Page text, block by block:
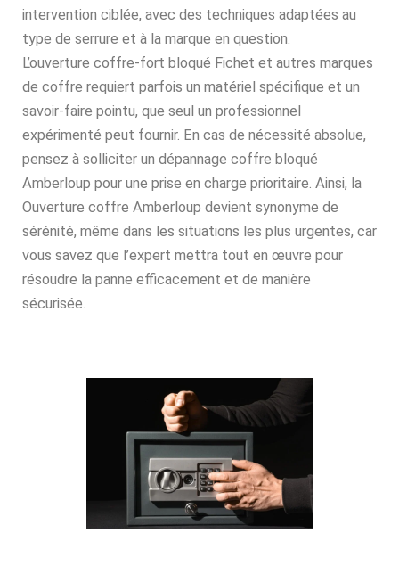
intervention ciblée, avec des techniques adaptées au
type de serrure et à la marque en question.
L’ouverture coffre-fort bloqué Fichet et autres marques
de coffre requiert parfois un matériel spécifique et un
savoir-faire pointu, que seul un professionnel
expérimenté peut fournir. En cas de nécessité absolue,
pensez à solliciter un dépannage coffre bloqué
Amberloup pour une prise en charge prioritaire. Ainsi, la
Ouverture coffre Amberloup devient synonyme de
sérénité, même dans les situations les plus urgentes, car
vous savez que l’expert mettra tout en œuvre pour
résoudre la panne efficacement et de manière
sécurisée.